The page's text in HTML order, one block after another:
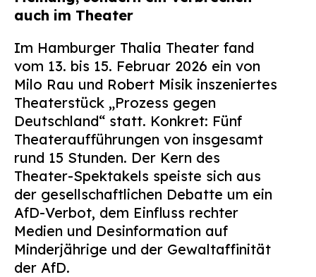
auch im Theater
Im Hamburger Thalia Theater fand
vom 13. bis 15. Februar 2026 ein von
Milo Rau und Robert Misik inszeniertes
Theaterstück „Prozess gegen
Deutschland“ statt. Konkret: Fünf
Theateraufführungen von insgesamt
rund 15 Stunden. Der Kern des
Theater-Spektakels speiste sich aus
der gesellschaftlichen Debatte um ein
AfD-Verbot, dem Einfluss rechter
Medien und Desinformation auf
Minderjährige und der Gewaltaffinität
der AfD.